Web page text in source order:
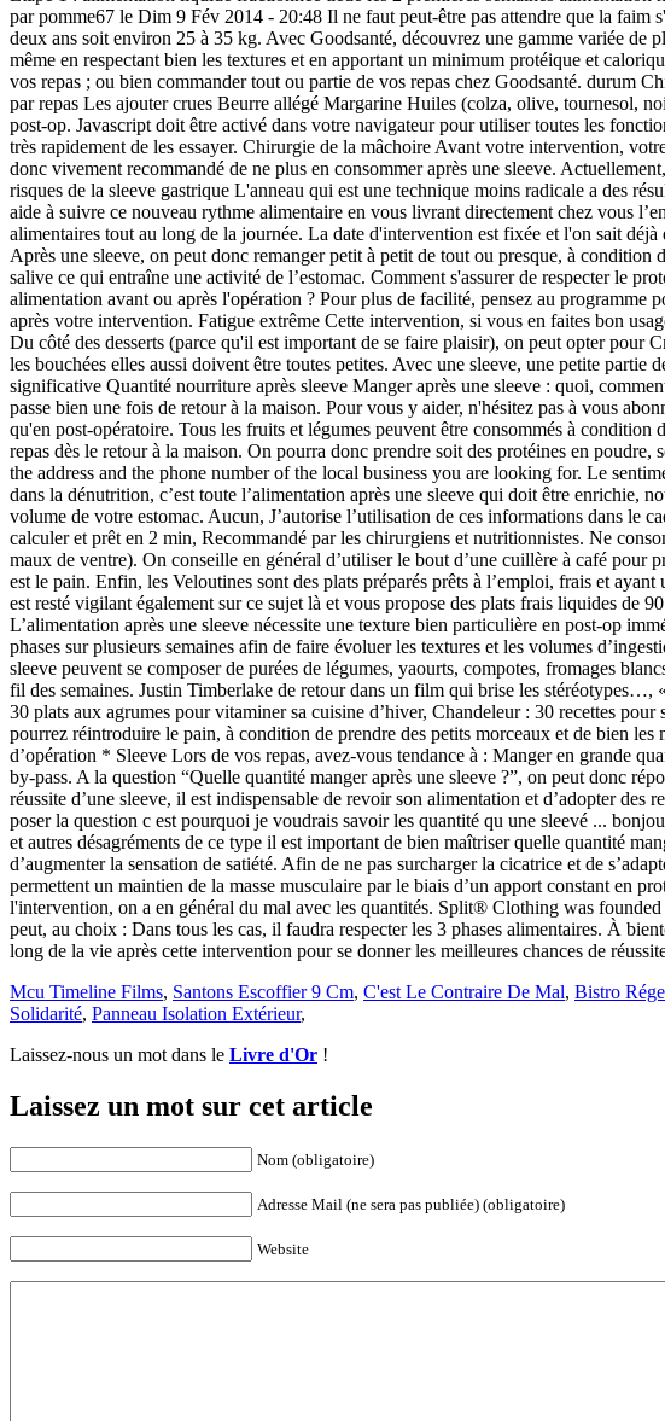
Mcu Timeline Films, Santons Escoffier 9 Cm, C'est Le Contraire De Mal, Bistro
Solidarité, Panneau Isolation Extérieur,
Laissez-nous un mot dans le Livre d'Or !
Laissez un mot sur cet article
Nom (obligatoire)
Adresse Mail (ne sera pas publiée) (obligatoire)
Website